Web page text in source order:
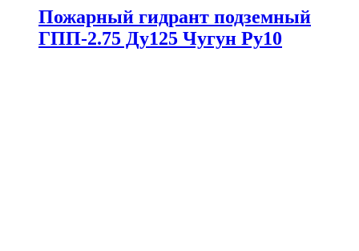
Пожарный гидрант подземный
ГПП-2.75 Ду125 Чугун Ру10